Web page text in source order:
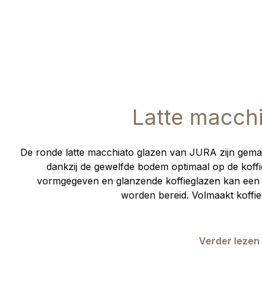
Latte
De ronde latte macchiato glazen van JURA zijn
dankzij de gewelfde bodem optimaal op de
vormgegeven en glanzende koffieglazen kan
worden bereid. Volmaakt
Verder lezen